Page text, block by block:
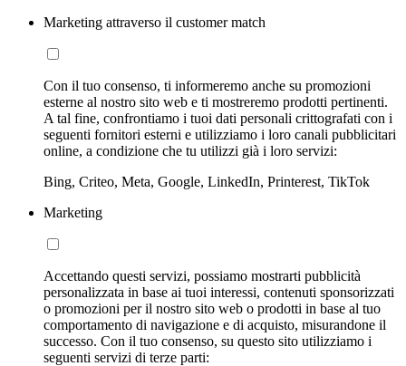
Marketing attraverso il customer match
Con il tuo consenso, ti informeremo anche su promozioni
esterne al nostro sito web e ti mostreremo prodotti pertinenti.
A tal fine, confrontiamo i tuoi dati personali crittografati con i
seguenti fornitori esterni e utilizziamo i loro canali pubblicitari
online, a condizione che tu utilizzi già i loro servizi:
Bing, Criteo, Meta, Google, LinkedIn, Printerest, TikTok
Marketing
Accettando questi servizi, possiamo mostrarti pubblicità
personalizzata in base ai tuoi interessi, contenuti sponsorizzati
o promozioni per il nostro sito web o prodotti in base al tuo
comportamento di navigazione e di acquisto, misurandone il
successo. Con il tuo consenso, su questo sito utilizziamo i
seguenti servizi di terze parti: